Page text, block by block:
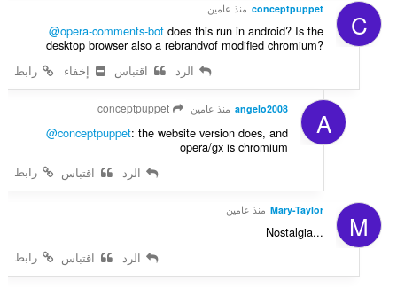
C
conceptpuppet منذ عامين
@opera-comments-bot does this run in android? Is the
desktop browser also a rebrandvof modified chromium?
إخفاء
رابط الرد اقتباس
A
angelo2008 منذ عامين conceptpuppet
@conceptpuppet: the website version does, and
opera/gx is chromium
رابط
الرد اقتباس
M
Mary-Taylor منذ عامين
Nostalgia...
رابط
الرد اقتباس